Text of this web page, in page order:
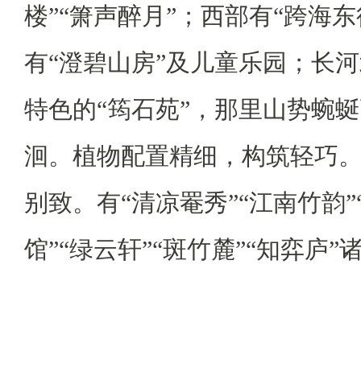
楼”“箫声醉月”；西部有“跨海
有“澄碧山房”及儿童乐园；长
特色的“筠石苑”，那里山势蜿
洄。植物配置精细，构筑轻巧
别致。有“清凉罨秀”“江南竹韵
馆”“绿云轩”“斑竹麓”“知弈庐”